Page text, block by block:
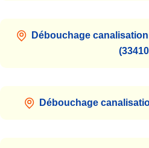
Débouchage
Débouchage